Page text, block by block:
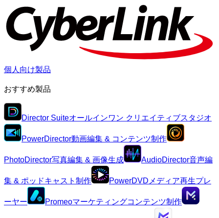
個人向け製品
おすすめ製品
Director Suiteオールインワン クリエイティブスタジオ
PowerDirector動画編集 & コンテンツ制作
PhotoDirector写真編集 & 画像生成 AudioDirector音声編
集 & ポッドキャスト制作 PowerDVD メディア再生プレ
ーヤー Promeoマーケティングコンテンツ制作